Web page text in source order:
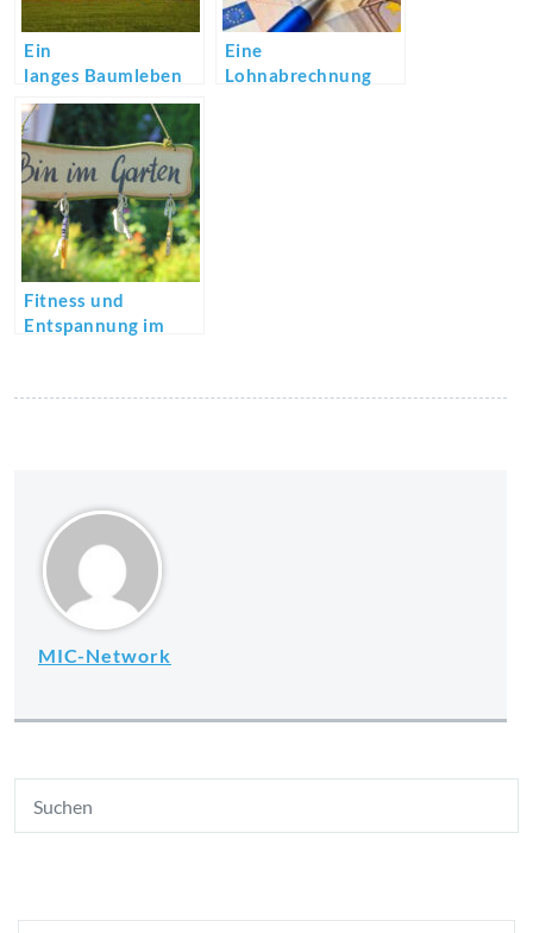
Ein
langes Baumleben
Eine
Lohnabrechnung
Fitness und
Entspannung im
MIC-Network